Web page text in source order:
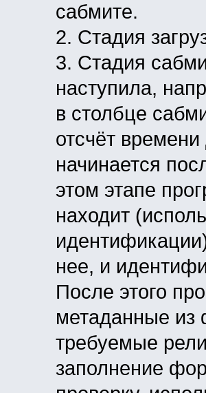
сабмите.
2. Стадия
3. Стадия
наступила,
в столбце
отсчёт
начинается
этом этапе
находит
нее, и
После этого
метаданные из
требуемые
заполнение